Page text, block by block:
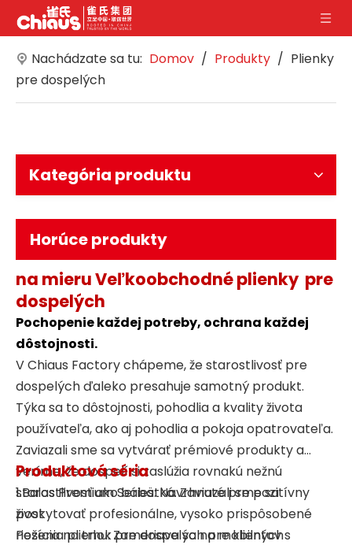
Nachádzate sa tu: Domov / Produkty / Plienky
pre dospelých
Kategória produktu
Horúce produkty
na mieruVeľkoobchodné plienky pre
dospelých
Pochopenie každej potreby, ochrana každej
dôstojnosti.
V Chiaus Factory chápeme, že starostlivosť pre
dospelých ďaleko presahuje samotný produkt.
Týka sa to dôstojnosti, pohodlia a kvality života
používateľa, ako aj pohodlia a pokoja opatrovateľa.
Zaviazali sme sa vytvárať prémiové produkty a
veríme, že dospelí si zaslúžia rovnakú nežnú
starostlivosť ako bábätká. Zaviazali sme sa
poskytovať profesionálne, vysoko prispôsobené
riešenia plienok pre dospelých pre klientov s
Produktová séria
1.Balas Premium Series: Navrhnuté pre pozitívny
život
Pozícia na trhu: Zameriava sa na mobilných